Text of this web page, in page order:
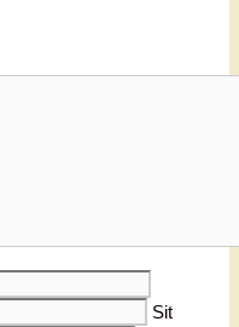
Sit